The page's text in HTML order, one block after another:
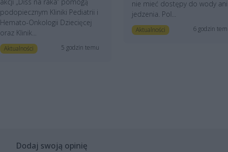
podopiecznym Kliniki Pediatrii i
Hemato-Onkologii Dziecięcej
oraz Klinik...
Aktualności 5 godzin temu
nie mieć dostępy do wody ani
jedzenia. Pol...
Aktualności 6 godzin
Dodaj swoją opinię